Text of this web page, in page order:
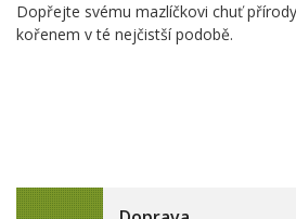
Dopřejte svému mazlíčkovi chuť
kořenem v té nejčistší podobě.